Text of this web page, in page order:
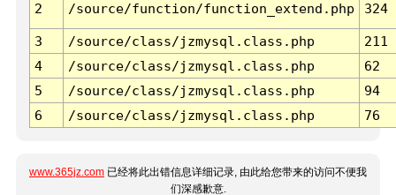
2 /source/function/function_extend.php 324
3 /source/class/jzmysql.class.php
211
4
/source/class/jzmysql.class.php
62
5
/source/class/jzmysql.class.php
94
6
/source/class/jzmysql.class.php 76
www.365jz.com 已经将此出错信息详细记录, 由此给您带来的访问不便我
们深感歉意.